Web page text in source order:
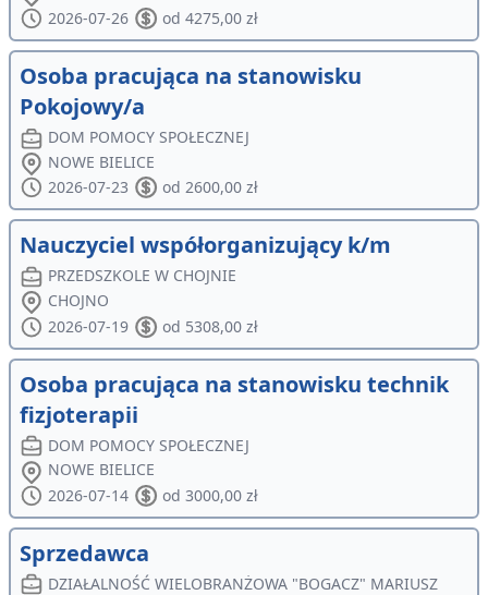
2026-07-26
od 4275,00 zł
Osoba pracująca na stanowisku
Pokojowy/a
DOM POMOCY SPOŁECZNEJ
NOWE BIELICE
2026-07-23
od 2600,00 zł
Nauczyciel współorganizujący k/m
PRZEDSZKOLE W CHOJNIE
CHOJNO
2026-07-19
od 5308,00 zł
Osoba pracująca na stanowisku technik
fizjoterapii
DOM POMOCY SPOŁECZNEJ
NOWE BIELICE
2026-07-14
od 3000,00 zł
Sprzedawca
DZIAŁALNOŚĆ WIELOBRANŻOWA "BOGACZ" MARIUSZ